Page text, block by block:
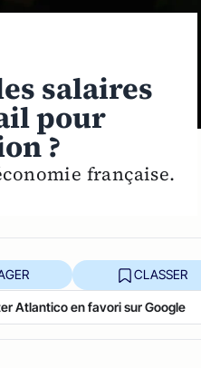
salaires
pour
?
française.
CLASSER
Atlantico en favori sur Google